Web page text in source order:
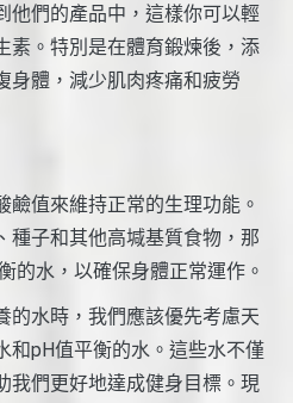
他們的產品中，這樣你可以輕
素。特別是在體育鍛煉後，添
身體，減少肌肉疼痛和疲勞
鹼值來維持正常的生理功能。
種子和其他高堿基質食物，那
的水，以確保身體正常運作。
的水時，我們應該優先考慮天
和pH值平衡的水。這些水不僅
我們更好地達成健身目標。現